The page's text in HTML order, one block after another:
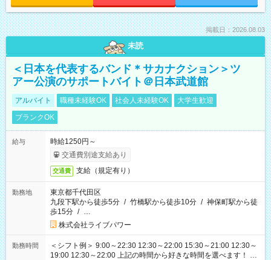
掲載日：2026.08.03
未読
＜日本を代表するバンド＊サカナクション＞ツ
アー公演のサポートバイト＠日本武道館
アルバイト 職種未経験OK 社会人未経験OK
大学生歓迎
ブランクOK
給与
時給1250円～
交通費別途支給あり
交通費 支給（規定有り）
勤務地
東京都千代田区
九段下駅から徒歩5分 / 竹橋駅から徒歩10分 / 神保町駅から徒
歩15分 / …
株式会社ライブパワー
勤務時間
＜シフト例＞ 9:00～22:30 12:30～22:00 15:30～21:00 12:30～
19:00 12:30～22:00 上記の時間から好きな時間を選べます！ ※